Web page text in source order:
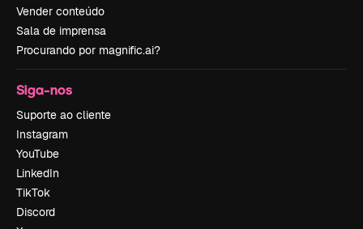
Vender conteúdo
Sala de imprensa
Procurando por magnific.ai?
Siga-nos
Suporte ao cliente
Instagram
YouTube
LinkedIn
TikTok
Discord